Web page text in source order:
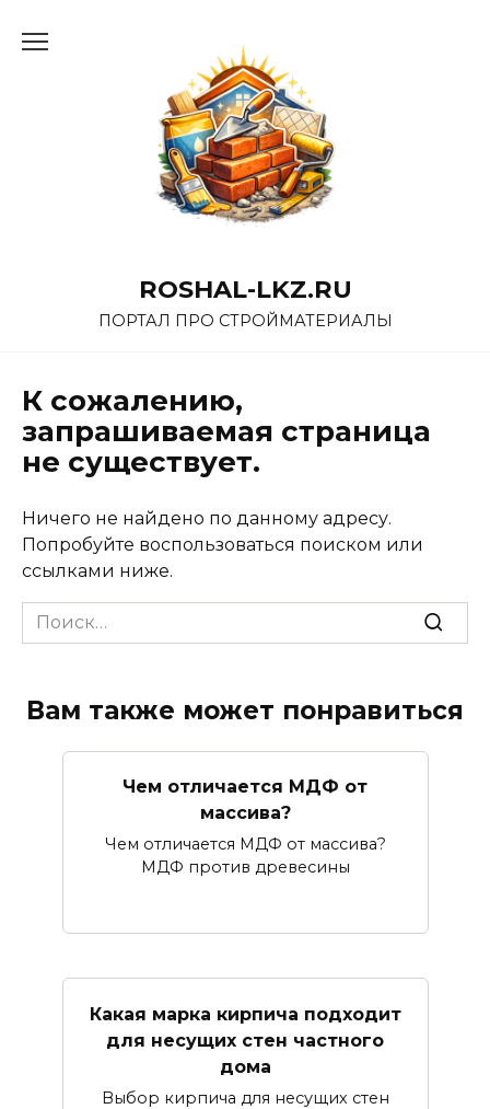
ROSHAL-LKZ.RU
ПОРТАЛ ПРО СТРОЙМАТЕРИАЛЫ
К сожалению,
запрашиваемая страница
не существует.
Ничего не найдено по данному адресу.
Попробуйте воспользоваться поиском или
ссылками ниже.
Search
for:
Вам также может понравиться
Чем отличается МДФ от
массива?
Чем отличается МДФ от массива?
МДФ против древесины
Какая марка кирпича подходит
для несущих стен частного
дома
Выбор кирпича для несущих стен